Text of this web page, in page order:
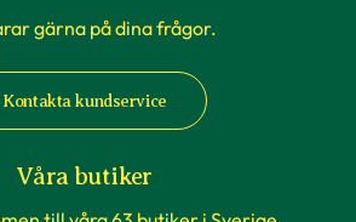
gärna på dina frågor.
Kontakta kundservice
Våra butiker